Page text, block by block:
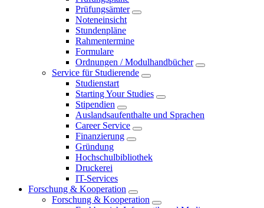
Prüfungsämter
Noteneinsicht
Stundenpläne
Rahmentermine
Formulare
Ordnungen / Modulhandbücher
Service für Studierende
Studienstart
Starting Your Studies
Stipendien
Auslandsaufenthalte und Sprachen
Career Service
Finanzierung
Gründung
Hochschulbibliothek
Druckerei
IT-Services
Forschung & Kooperation
Forschung & Kooperation